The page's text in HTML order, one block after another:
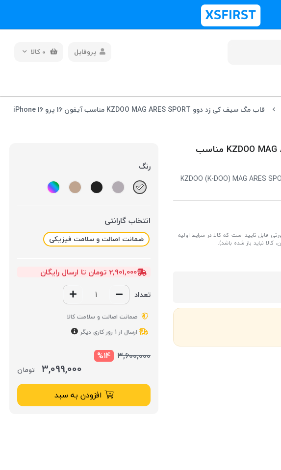
0 کالا پروفایل
قاب مگ سیف کی زد دوو KZDOO MAG ARES SPORT مناسب آیفون 16 پرو iPhone 16
قاب مگ سیف کی زد دوو KZDOO MAG ARES SPORT مناسب
KZDOO (K-DOO) MAG ARES
قابل تایید است که کالا در شرایط اولیه
نباید باز شده باشد).
رنگ
انتخاب گارانتی
ضمانت اصالت و سلامت فیزیکی
2,901,000 تومان تا ارسال رایگان
تعداد
ضمانت اصالت و سلامت کالا
ارسال از 1 روز کاری دیگر
3,600,000
%14
3,099,000 تومان
افزودن به سبد